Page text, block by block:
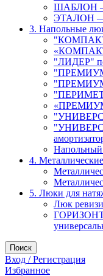
ШАБЛОН —
ЭТАЛОН —
3. Напольные
«КОМПАКТ
"ЛИДЕР"
«ПРЕМИУМ
4.
5. Люки для
Люк
ГОРИЗОНТ
Поиск
Вход / Регистрация
Избранное